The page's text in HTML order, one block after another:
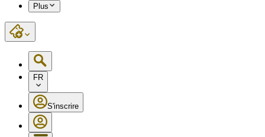
Plus
FR
S'inscrire